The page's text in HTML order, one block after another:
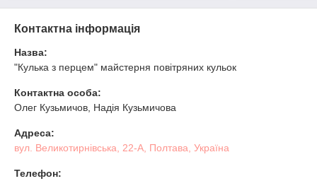
Контактна інформація
Назва:
"Кулька з перцем" майстерня повітряних кульок
Контактна особа:
Олег Кузьмичов, Надія Кузьмичова
Адреса:
вул. Великотирнівська, 22-А, Полтава, Україна
Телефон: